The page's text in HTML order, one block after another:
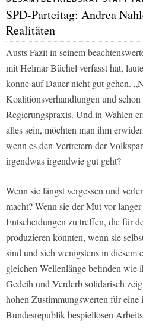
SPD-Parteitag: Andrea
Realitäten
Austs Fazit in seinem
mit Helmar Büchel verfasst hat,
könne auf Dauer nicht gut gehen.
Koalitionsverhandlungen und
Regierungspraxis. Und in Wahlen
alles sein, möchten man ihm
wenn es den Vertretern der
irgendwas irgendwie gut geht?
Wenn sie längst vergessen und
macht? Wenn sie der Mut vor
Entscheidungen zu treffen, die für
produzieren könnten, wenn sie
sind und sich wenigstens in diesem
gleichen Wellenlänge befinden wie
Gedeih und Verderb solidarisch
hohen Zustimmungswerten für eine
Bundesrepublik bespiellosen